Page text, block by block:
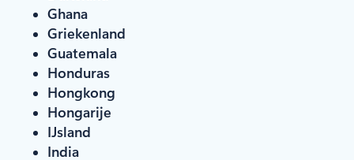
Ghana
Griekenland
Guatemala
Honduras
Hongkong
Hongarije
IJsland
India